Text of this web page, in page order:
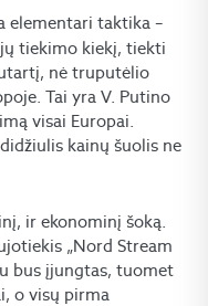
elementari taktika –
tiekimo kiekį, tiekti
nė truputėlio
Tai yra V. Putino
visai Europai.
kainų šuolis ne
ir ekonominį šoką.
„Nord Stream
bus įjungtas, tuomet
o visų pirma